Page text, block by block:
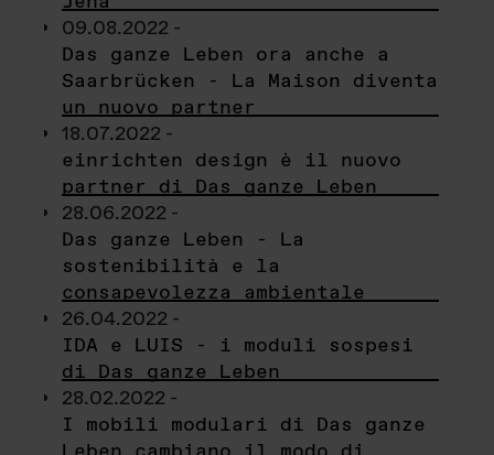
09.08.2022 -
Das ganze Leben ora anche a
Saarbrücken - La Maison diventa
un nuovo partner
18.07.2022 -
einrichten design è il nuovo
partner di Das ganze Leben
28.06.2022 -
Das ganze Leben - La
sostenibilità e la
consapevolezza ambientale
26.04.2022 -
IDA e LUIS - i moduli sospesi
di Das ganze Leben
28.02.2022 -
I mobili modulari di Das ganze